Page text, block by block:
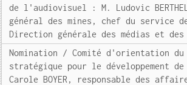
de l'audiovisuel : M. Ludovic
général des mines, chef du service
Direction générale des médias et
Nomination / Comité d'orientation du
stratégique pour le développement
Carole BOYER, responsable des